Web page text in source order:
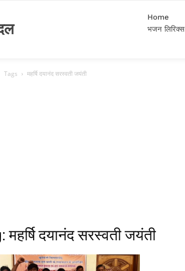
Home
भजन लिरिक्स
Tags महर्षि दयानंद सरस्वती जयंती
महर्षि दयानंद सरस्वती जयंती